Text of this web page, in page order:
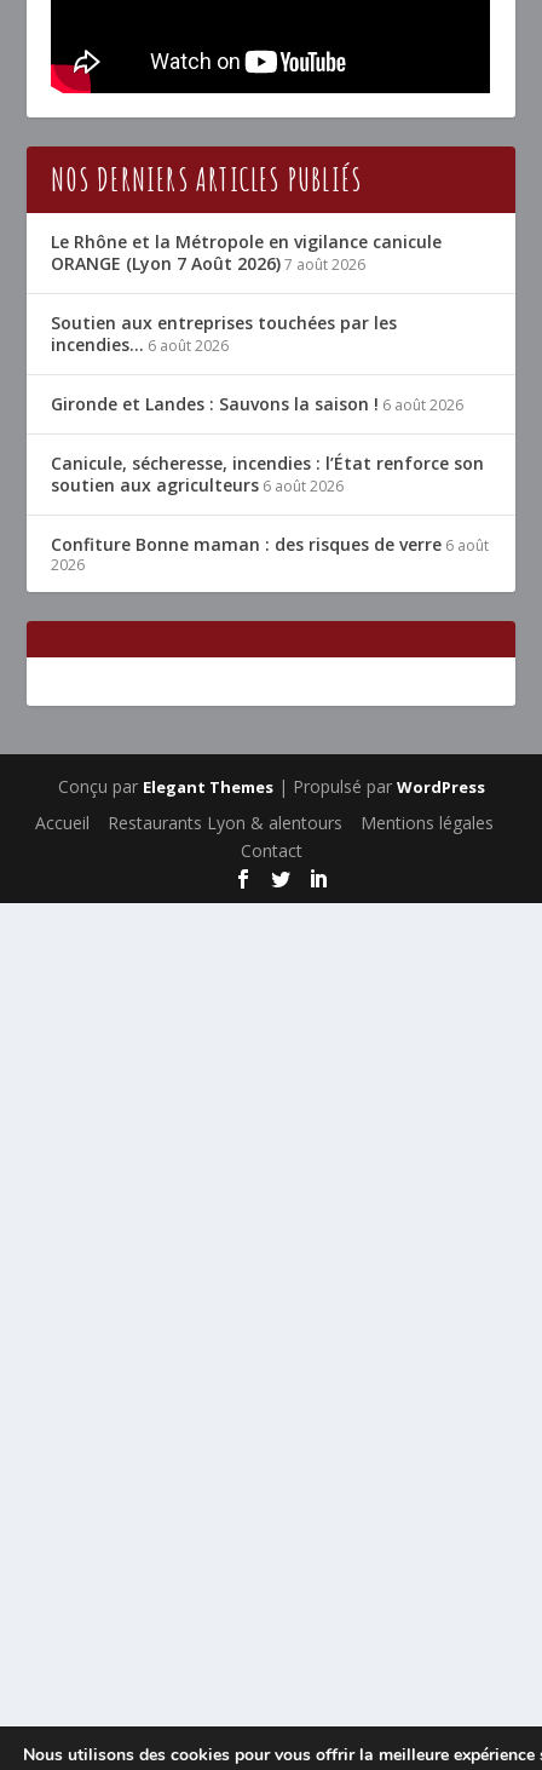
NOS DERNIERS ARTICLES PUBLIÉS
Le Rhône et la Métropole en vigilance canicule
ORANGE (Lyon 7 Août 2026) 7 août 2026
Soutien aux entreprises touchées par les
incendies… 6 août 2026
Gironde et Landes : Sauvons la saison ! 6 août 2026
Canicule, sécheresse, incendies : l’État renforce son
soutien aux agriculteurs 6 août 2026
Confiture Bonne maman : des risques de verre 6 août
2026
Conçu par Elegant Themes| Propulsé par WordPress
Accueil Restaurants Lyon & alentours
Mentions légales
Contact
Nous utilisons des cookies pour vous offrir la meilleure expérience